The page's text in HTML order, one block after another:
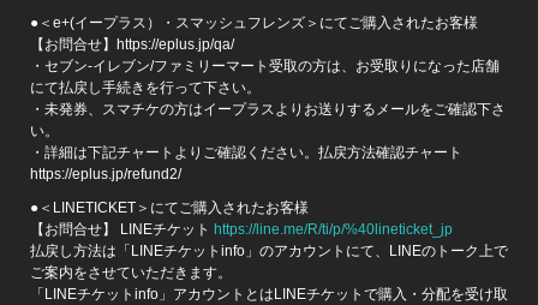
●＜e+(イープラス）・スマッシュフレンズ＞にてご購入されたお客様
【お問合せ】https://eplus.jp/qa/
・セブン-イレブン/ファミリーマート受取の方は、お受取りになった店舗
にて払戻し手続きを行って下さい。
・未発券、スマチケの方はイープラスよりお送りするメールをご確認下さ
い。
・詳細は下記チャートよりご確認ください。払戻方法確認チャート
https://eplus.jp/refund2/
●＜LINETICKET＞にてご購入されたお客様
【お問合せ】 LINEチケット https://line.me/R/ti/p/%40lineticket_jp
払戻し方法は「LINEチケットinfo」のアカウントにて、LINEのトーク上で
ご案内をさせていただきます。
「LINEチケットinfo」アカウントとはLINEチケットで購入・分配を受け取